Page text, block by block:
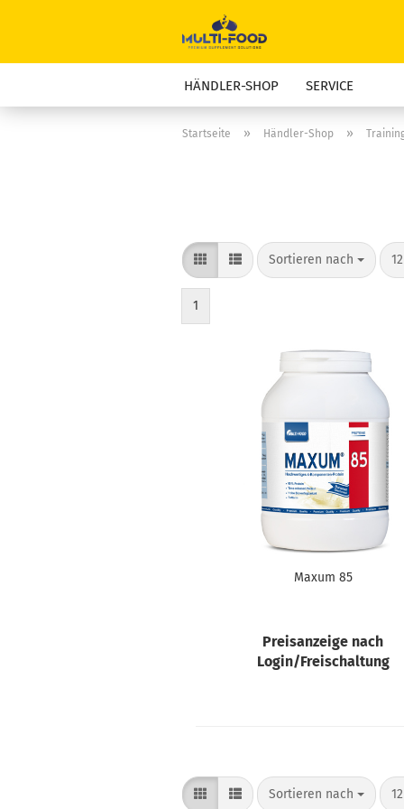
HÄNDLER-SHOP SERVICE
Startseite » Händler-Shop »
Sortieren nach
Sortieren nach
1
Maxum 85
Preisanzeige nach
Login/Freischaltung
Sortieren nach
Sortieren nach